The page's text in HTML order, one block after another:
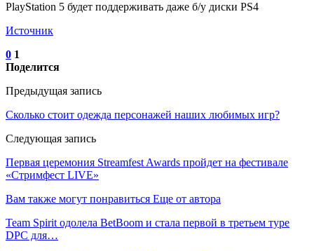
PlayStation 5 будет поддерживать даже б/у диски PS4
Источник
0 1
Поделится
Предыдущая запись
Сколько стоит одежда персонажей наших любимых игр?
Следующая запись
Первая церемония Streamfest Awards пройдет на фестивале
«Стримфест LIVE»
Вам также могут понравиться Еще от автора
Team Spirit одолела BetBoom и стала первой в третьем туре
DPC для…